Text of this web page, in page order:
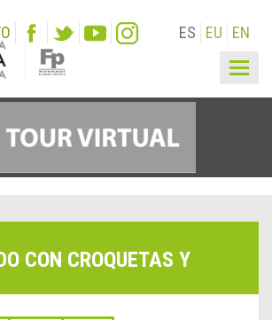
ES EU EN
CON CROQUETAS Y